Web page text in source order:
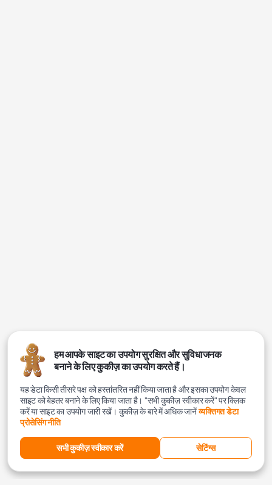
हम आपके साइट का उपयोग सुरक्षित और सुविधाजनक
बनाने के लिए कुकीज़ का उपयोग करते हैं।
यह डेटा किसी तीसरे पक्ष को हस्तांतरित नहीं किया जाता है और इसका उपयोग केवल
साइट को बेहतर बनाने के लिए किया जाता है। "सभी कुकीज़ स्वीकार करें" पर क्लिक
करें या साइट का उपयोग जारी रखें। कुकीज़ के बारे में अधिक जानेंव्यक्तिगत डेटा
प्रोसेसिंग नीति
सभी कुकीज़ स्वीकार करें सेटिंग्स